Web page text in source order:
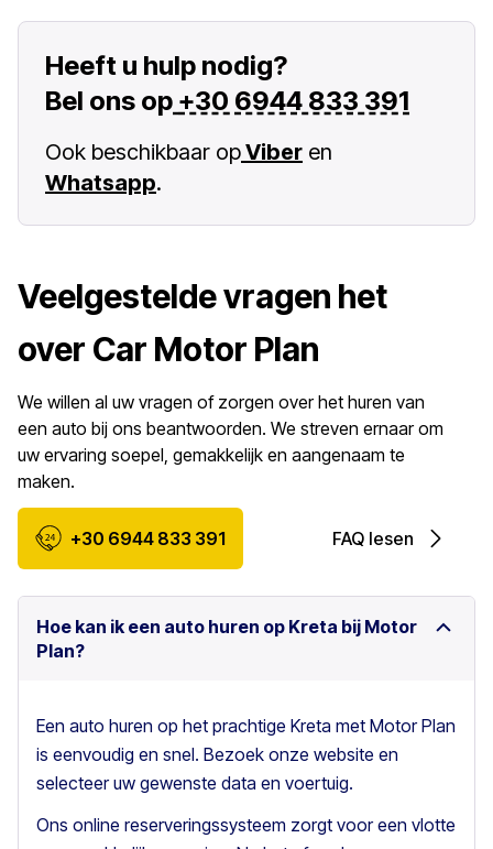
Heeft u hulp nodig?
Bel ons op +30 6944 833 391
Ook beschikbaar opViber en
Whatsapp.
Veelgestelde vragen het
over Car Motor Plan
We willen al uw vragen of zorgen over het huren van
een auto bij ons beantwoorden. We streven ernaar om
uw ervaring soepel, gemakkelijk en aangenaam te
maken.
+30 6944 833 391 FAQ lesen
Hoe kan ik een auto huren op Kreta bij Motor
Plan?
Een auto huren op het prachtige Kreta met Motor Plan
is eenvoudig en snel. Bezoek onze website en
selecteer uw gewenste data en voertuig.
Ons online reserveringssysteem zorgt voor een vlotte